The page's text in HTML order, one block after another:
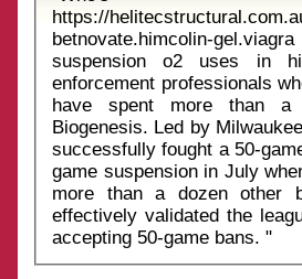
https://
betnovate.himcolin-
suspension o2 uses in hindi The investigators,
enforcement professionals
have spent more than a
Biogenesis. Led by
successfully fought a 50-
game suspension in July
more than a dozen other
effectively validated the
accepting 50-game bans. "